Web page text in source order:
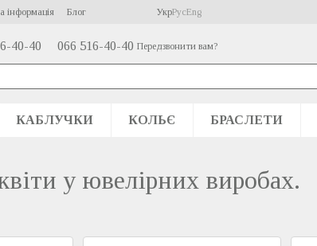
інформація Блог УкрРусEng
40-40 066 516-40-40 Передзвонити вам?
КАБЛУЧКИ КОЛЬЄ БРАСЛЕТИ
у ювелірних виробах.